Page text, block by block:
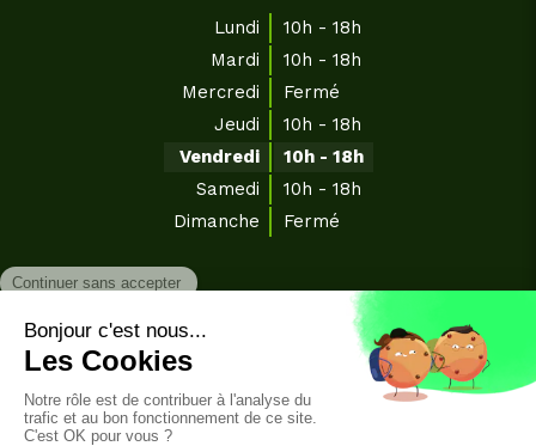
Lundi
10h - 18h
Mardi
10h - 18h
Mercredi
Fermé
Jeudi
10h - 18h
Vendredi
10h - 18h
Samedi
10h - 18h
Dimanche
Fermé
Plan du site
Mentions légales